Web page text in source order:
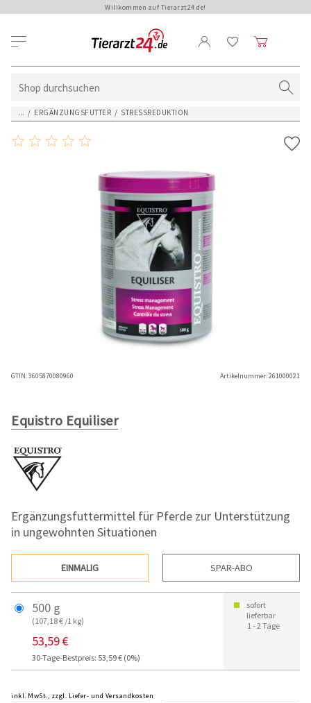
Willkommen auf Tierarzt24.de!
... / ERGÄNZUNGSFUTTER / STRESSREDUKTION
GTIN:3605870080960 Artikelnummer:261000021
Equistro Equiliser
Ergänzungsfuttermittel für Pferde zur Unterstützung
in ungewohnten Situationen
EINMALIG SPAR-ABO
500 g
(107,18 € /1 kg)
53,59 €
30-Tage-Bestpreis: 53,59 € (0%)
sofort
lieferbar
1 - 2 Tage
inkl. MwSt., zzgl. Liefer- und Versandkosten